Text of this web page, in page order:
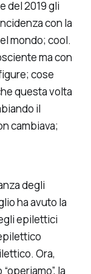
del 2019 gli
con la
mondo; cool.
ma con
cose
questa volta
il
cambiava;
degli
ha avuto la
epilettici
Ora,
la